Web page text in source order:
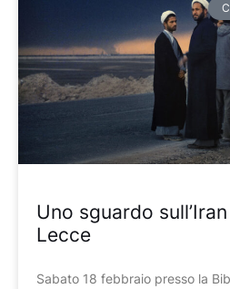
Uno sguardo
Lecce
Sabato 18 febbraio presso la